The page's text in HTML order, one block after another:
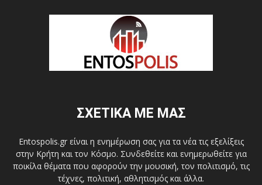
ΣΧΕΤΙΚΑ ΜΕ ΜΑΣ
Entospolis.gr είναι η ενημέρωση σας για τα νέα τις εξελίξεις
στην Κρήτη και τον Κόσμο. Συνδεθείτε και ενημερωθείτε για
ποικίλα θέματα που αφορούν την μουσική, τον πολιτισμό, τις
τέχνες, πολιτική, αθλητισμός και άλλα.